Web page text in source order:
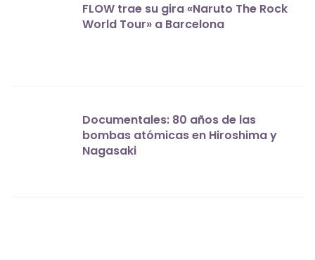
FLOW trae su gira «Naruto The Rock
World Tour» a Barcelona
Documentales: 80 años de las
bombas atómicas en Hiroshima y
Nagasaki